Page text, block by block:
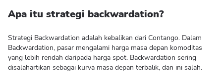
Apa itu strategi backwardation?
Strategi Backwardation adalah kebalikan dari Contango. Dalam
Backwardation, pasar mengalami harga masa depan komoditas
yang lebih rendah daripada harga spot. Backwardation sering
disalahartikan sebagai kurva masa depan terbalik, dan ini salah.